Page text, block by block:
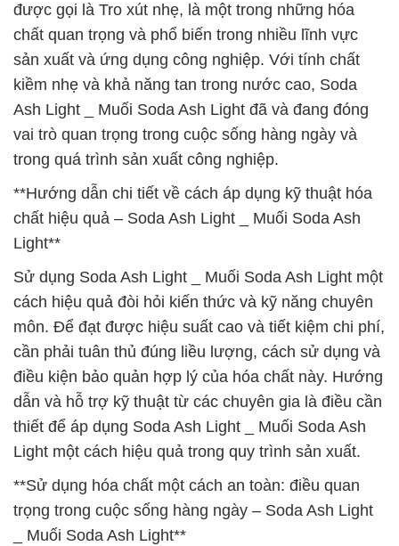
được gọi là Tro xút nhẹ, là một trong những hóa
chất quan trọng và phổ biến trong nhiều lĩnh vực
sản xuất và ứng dụng công nghiệp. Với tính chất
kiềm nhẹ và khả năng tan trong nước cao, Soda
Ash Light _ Muối Soda Ash Light đã và đang đóng
vai trò quan trọng trong cuộc sống hàng ngày và
trong quá trình sản xuất công nghiệp.
**Hướng dẫn chi tiết về cách áp dụng kỹ thuật hóa
chất hiệu quả – Soda Ash Light _ Muối Soda Ash
Light**
Sử dụng Soda Ash Light _ Muối Soda Ash Light một
cách hiệu quả đòi hỏi kiến thức và kỹ năng chuyên
môn. Để đạt được hiệu suất cao và tiết kiệm chi phí,
cần phải tuân thủ đúng liều lượng, cách sử dụng và
điều kiện bảo quản hợp lý của hóa chất này. Hướng
dẫn và hỗ trợ kỹ thuật từ các chuyên gia là điều cần
thiết để áp dụng Soda Ash Light _ Muối Soda Ash
Light một cách hiệu quả trong quy trình sản xuất.
**Sử dụng hóa chất một cách an toàn: điều quan
trọng trong cuộc sống hàng ngày – Soda Ash Light
_ Muối Soda Ash Light**